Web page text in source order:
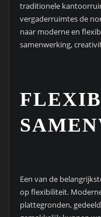
traditionele
vergaderruimtes de
naar moderne en
samenwerking,
Een van de
op flexibiliteit.
plattegronden,